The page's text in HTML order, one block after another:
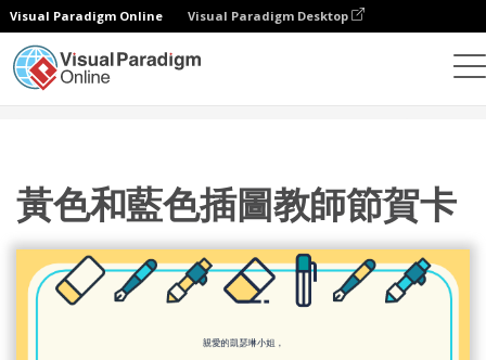
Visual Paradigm Online Visual Paradigm Desktop
黃色和藍色插圖教師節賀卡